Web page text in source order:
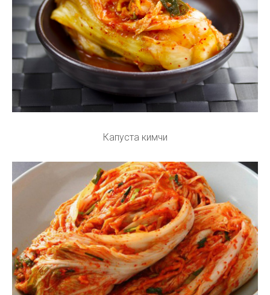
Капуста кимчи